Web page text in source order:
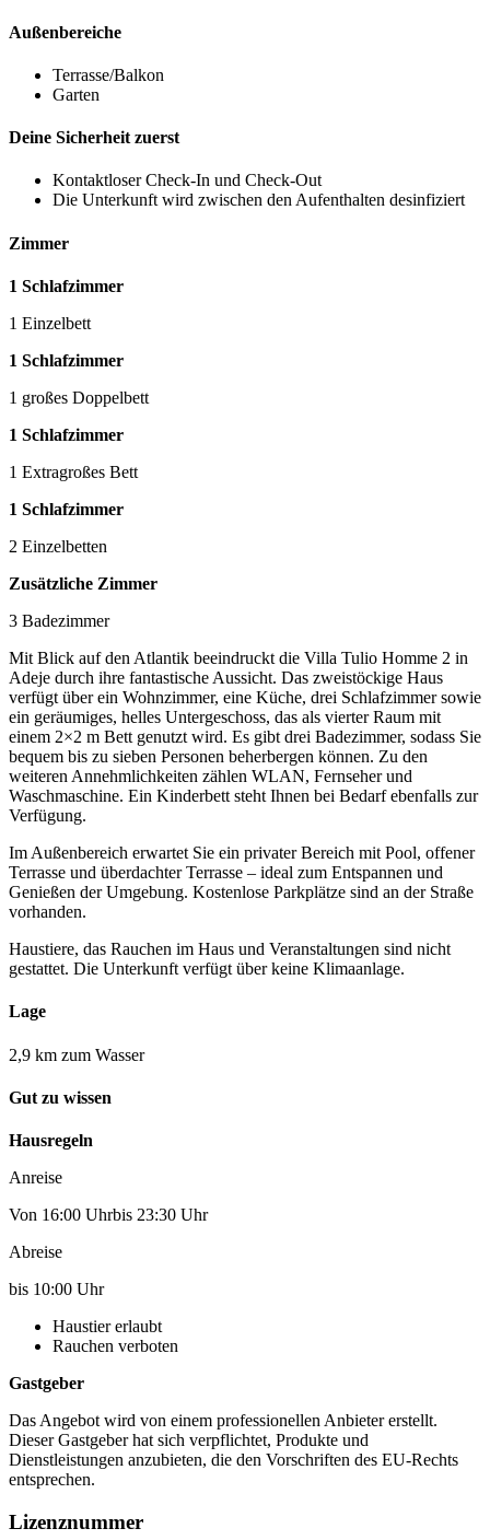
Außenbereiche
Terrasse/Balkon
Garten
Deine Sicherheit zuerst
Kontaktloser Check-In und Check-Out
Die Unterkunft wird zwischen den Aufenthalten desinfiziert
Zimmer
1 Schlafzimmer
1 Einzelbett
1 Schlafzimmer
1 großes Doppelbett
1 Schlafzimmer
1 Extragroßes Bett
1 Schlafzimmer
2 Einzelbetten
Zusätzliche Zimmer
3 Badezimmer
Mit Blick auf den Atlantik beeindruckt die Villa Tulio Homme 2 in
Adeje durch ihre fantastische Aussicht. Das zweistöckige Haus
verfügt über ein Wohnzimmer, eine Küche, drei Schlafzimmer sowie
ein geräumiges, helles Untergeschoss, das als vierter Raum mit
einem 2×2 m Bett genutzt wird. Es gibt drei Badezimmer, sodass Sie
bequem bis zu sieben Personen beherbergen können. Zu den
weiteren Annehmlichkeiten zählen WLAN, Fernseher und
Waschmaschine. Ein Kinderbett steht Ihnen bei Bedarf ebenfalls zur
Verfügung.
Im Außenbereich erwartet Sie ein privater Bereich mit Pool, offener
Terrasse und überdachter Terrasse – ideal zum Entspannen und
Genießen der Umgebung. Kostenlose Parkplätze sind an der Straße
vorhanden.
Haustiere, das Rauchen im Haus und Veranstaltungen sind nicht
gestattet. Die Unterkunft verfügt über keine Klimaanlage.
Lage
2,9 km zum Wasser
Gut zu wissen
Hausregeln
Anreise
Von 16:00 Uhrbis 23:30 Uhr
Abreise
bis 10:00 Uhr
Haustier erlaubt
Rauchen verboten
Gastgeber
Das Angebot wird von einem professionellen Anbieter erstellt.
Dieser Gastgeber hat sich verpflichtet, Produkte und
Dienstleistungen anzubieten, die den Vorschriften des EU-Rechts
entsprechen.
Lizenznummer